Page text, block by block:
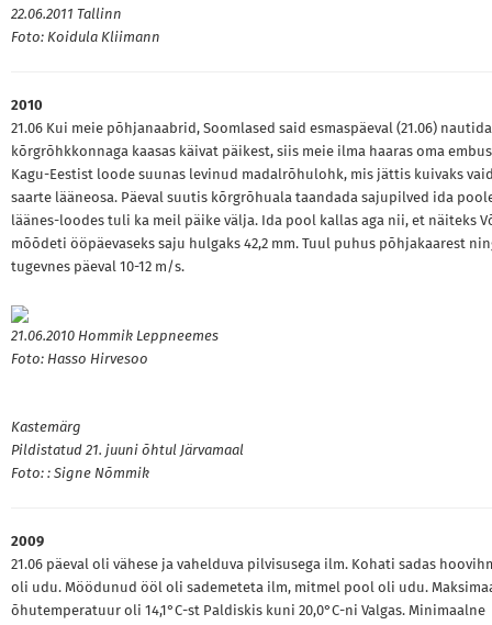
22.06.2011 Tallinn
Foto: Koidula Kliimann
2010
21.06 Kui meie põhjanaabrid, Soomlased said esmaspäeval (21.06) nautida
kõrgrõhkkonnaga kaasas käivat päikest, siis meie ilma haaras oma
Kagu-Eestist loode suunas levinud madalrõhulohk, mis jättis kuivaks
saarte lääneosa. Päeval suutis kõrgrõhuala taandada sajupilved ida
läänes-loodes tuli ka meil päike välja. Ida pool kallas aga nii, et näiteks
mõõdeti ööpäevaseks saju hulgaks 42,2 mm. Tuul puhus põhjakaarest
tugevnes päeval 10-12 m/s.
21.06.2010 Hommik Leppneemes
Foto: Hasso Hirvesoo
Kastemärg
Pildistatud 21. juuni õhtul Järvamaal
Foto: : Signe Nõmmik
2009
21.06 päeval oli vähese ja vahelduva pilvisusega ilm. Kohati sadas
oli udu. Möödunud ööl oli sademeteta ilm, mitmel pool oli udu.
õhutemperatuur oli 14,1°C-st Paldiskis kuni 20,0°C-ni Valgas. Minimaalne